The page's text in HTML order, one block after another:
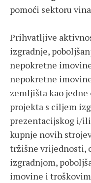
pomoći sektoru
Prihvatljive
izgradnje,
nepokretne
nepokretne
zemljišta kao
projekta s ciljem
prezentacijskog i/
kupnje novih
tržišne vrijednosti,
izgradnjom,
imovine i